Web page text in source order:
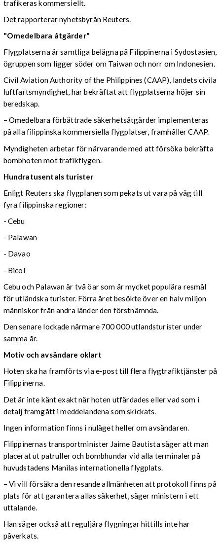
trafikeras kommersiellt.
Det rapporterar nyhetsbyrån Reuters.
"Omedelbara åtgärder"
Flygplatserna är samtliga belägna på Filippinerna i Sydostasien,
ögruppen som ligger söder om Taiwan och norr om Indonesien.
Civil Aviation Authority of the Philippines (CAAP), landets civila
luftfartsmyndighet, har bekräftat att flygplatserna höjer sin
beredskap.
– Omedelbara förbättrade säkerhetsåtgärder implementeras
på alla filippinska kommersiella flygplatser, framhåller CAAP.
Myndigheten arbetar för närvarande med att försöka bekräfta
bombhoten mot trafikflygen.
Hundratusentals turister
Enligt Reuters ska flygplanen som pekats ut vara på väg till
fyra filippinska regioner:
- Cebu
- Palawan
- Davao
- Bicol
Cebu och Palawan är två öar som är mycket populära resmål
för utländska turister. Förra året besökte över en halv miljon
människor från andra länder den förstnämnda.
Den senare lockade närmare 700 000 utlandsturister under
samma år.
Motiv och avsändare oklart
Hoten ska ha framförts via e-post till flera flygtrafiktjänster på
Filippinerna.
Det är inte känt exakt när hoten utfärdades eller vad som i
detalj framgått i meddelandena som skickats.
Ingen information finns i nuläget heller om avsändaren.
Filippinernas transportminister Jaime Bautista säger att man
placerat ut patruller och bombhundar vid alla terminaler på
huvudstadens Manilas internationella flygplats.
– Vi vill försäkra den resande allmänheten att protokoll finns på
plats för att garantera allas säkerhet, säger ministern i ett
uttalande.
Han säger också att reguljära flygningar hittills inte har
påverkats.